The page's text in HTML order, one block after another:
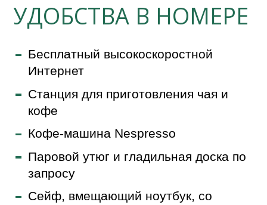
УДОБСТВА В НОМЕРЕ
Бесплатный высокоскоростной
Интернет
Станция для приготовления чая и
кофе
Кофе-машина Nespresso
Паровой утюг и гладильная доска по
запросу
Сейф, вмещающий ноутбук, со